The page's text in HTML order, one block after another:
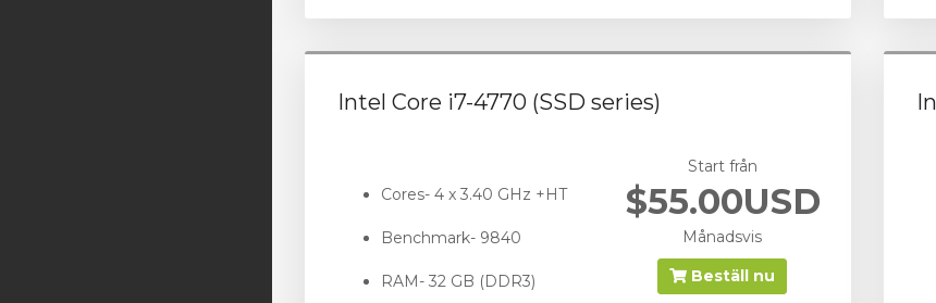
Intel Core i7-4770 (SSD series)
Cores- 4 x 3.40 GHz +HT
Benchmark- 9840
RAM- 32 GB (DDR3)
Start från
$55.00USD
Månadsvis
Beställ nu